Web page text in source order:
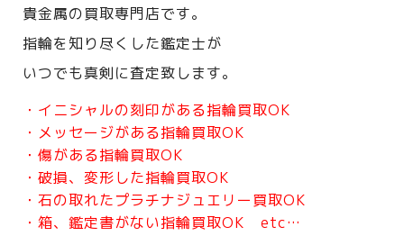
貴金属の買取専門店です。
指輪を知り尽くした鑑定士が
いつでも真剣に査定致します。
・イニシャルの刻印がある指輪買取OK
・メッセージがある指輪買取OK
・傷がある指輪買取OK
・破損、変形した指輪買取OK
・石の取れたプラチナジュエリー買取OK
・箱、鑑定書がない指輪買取OK etc…